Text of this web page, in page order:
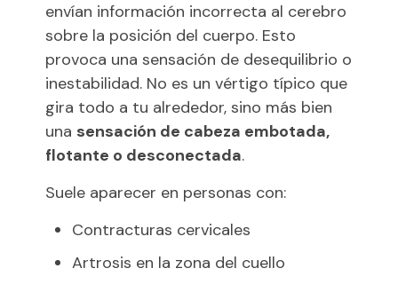
envían información incorrecta al cerebro
sobre la posición del cuerpo. Esto
provoca una sensación de desequilibrio o
inestabilidad. No es un vértigo típico que
gira todo a tu alrededor, sino más bien
una sensación de cabeza embotada,
flotante o desconectada.
Suele aparecer en personas con:
Contracturas cervicales
Artrosis en la zona del cuello